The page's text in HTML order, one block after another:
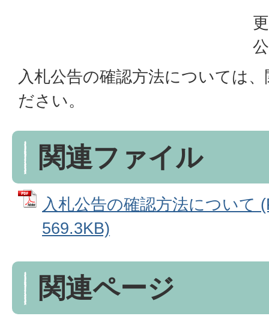
入札公告の確認方法については
ださい。
関連ファイル
入札公告の確認方法について
569.3KB)
関連ページ